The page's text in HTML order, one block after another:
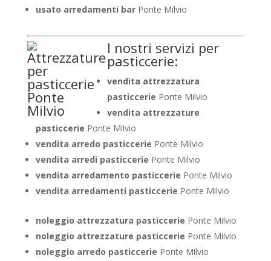
usato arredamenti barPonte Milvio
I nostri servizi per
pasticcerie:
vendita attrezzatura
pasticcerie Ponte Milvio
vendita attrezzature
pasticcerie Ponte Milvio
vendita arredo pasticcerie Ponte Milvio
vendita arredi pasticcerie Ponte Milvio
vendita arredamento pasticcerie Ponte Milvio
vendita arredamenti pasticcerie Ponte Milvio
noleggio attrezzatura pasticcerie Ponte Milvio
noleggio attrezzature pasticcerie Ponte Milvio
noleggio arredo pasticcerie Ponte Milvio